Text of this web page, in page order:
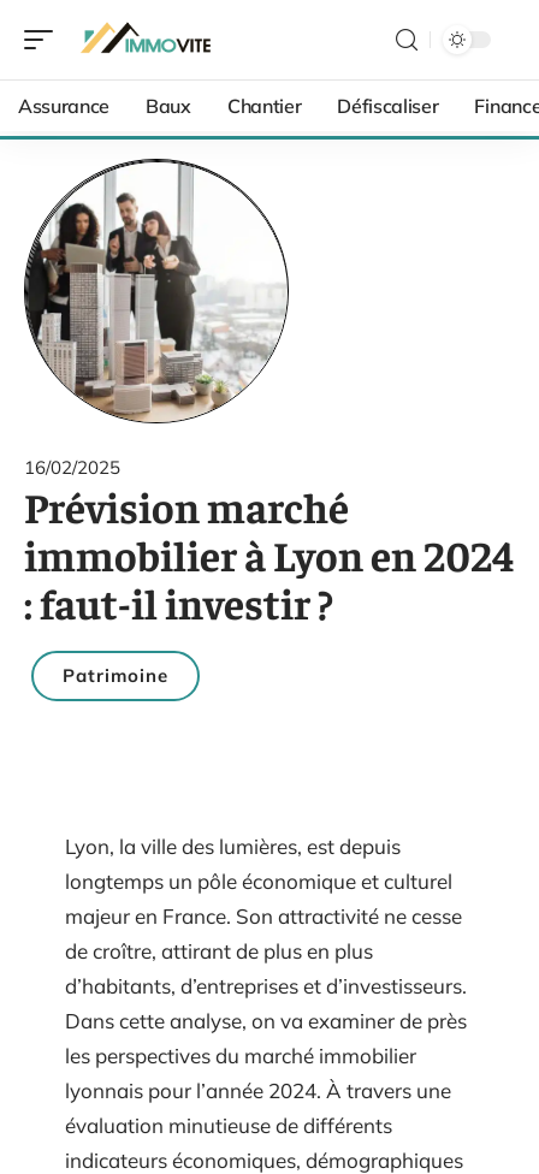
Assurance Baux Chantier Défiscaliser
16/02/2025
Prévision marché
immobilier à Lyon en 2024
: faut-il investir ?
Patrimoine
Lyon, la ville des lumières, est depuis
longtemps un pôle économique et culturel
majeur en France. Son attractivité ne cesse
de croître, attirant de plus en plus
d’habitants, d’entreprises et d’investisseurs.
Dans cette analyse, on va examiner de près
les perspectives du marché immobilier
lyonnais pour l’année 2024. À travers une
évaluation minutieuse de différents
indicateurs économiques, démographiques